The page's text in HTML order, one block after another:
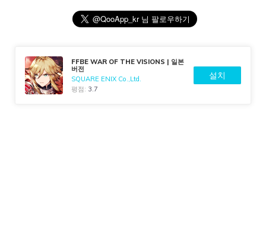
FFBE WAR OF THE VISIONS | 일본
버전
SQUARE ENIX Co.,Ltd.
평점: 3.7
설치